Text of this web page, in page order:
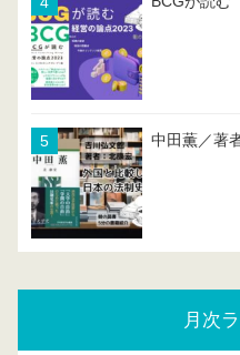
中田薫／著
月次